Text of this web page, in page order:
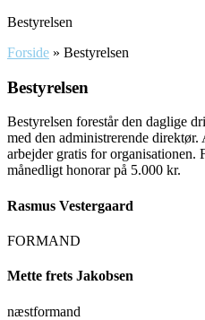
Bestyrelsen
Forside » Bestyrelsen
Bestyrelsen
Bestyrelsen forestår den daglige
med den administrerende
arbejder gratis for organisationen.
månedligt honorar på 5.000 kr.
Rasmus Vestergaard
FORMAND
Mette frets Jakobsen
næstformand